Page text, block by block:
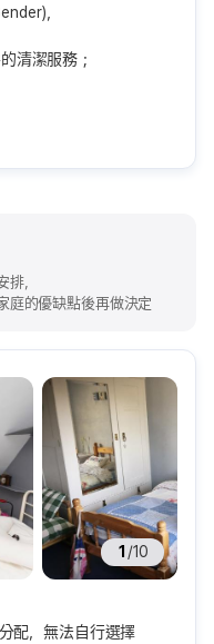
，
清潔服務；
，
庭的優缺點後再做決定
1 /10
配，無法自行選擇